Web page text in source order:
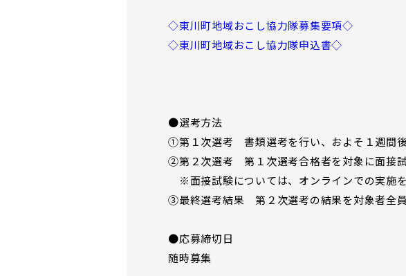
◇東川町地域おこし協力隊募集要項◇
◇東川町地域おこし協力隊申込書◇
●選考方法
①第１次選考 書類選考を行い、およそ１週間
②第２次選考 第１次選考合格者を対象に面接試
※面接試験については、オンラインでの実施を
③最終選考結果 第２次選考の結果を対象者全員
●応募締切日
随時募集